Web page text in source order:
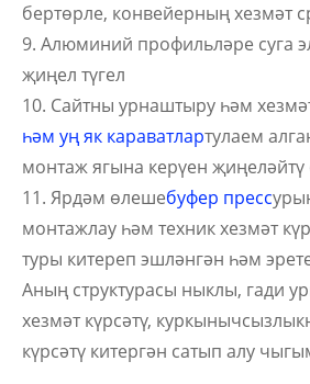
бертөрле, конвейерның хезмәт
9. Алюминий профильләре суга
җиңел түгел
10. Сайтны урнаштыру һәм
һәм уң як караватлартулаем
монтаж ягына керүен җиңеләйтү
11. Ярдәм өлешебуфер пресс
монтажлау һәм техник хезмәт
туры китереп эшләнгән һәм
Аның структурасы ныклы, гади
хезмәт күрсәтү,
күрсәтү китергән сатып алу